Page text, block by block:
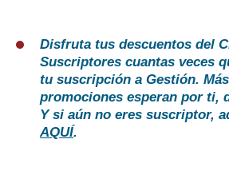
Disfruta tus descuentos del
Suscriptores cuantas veces
tu suscripción a Gestión.
promociones esperan por ti,
Y si aún no eres suscriptor,
AQUÍ.